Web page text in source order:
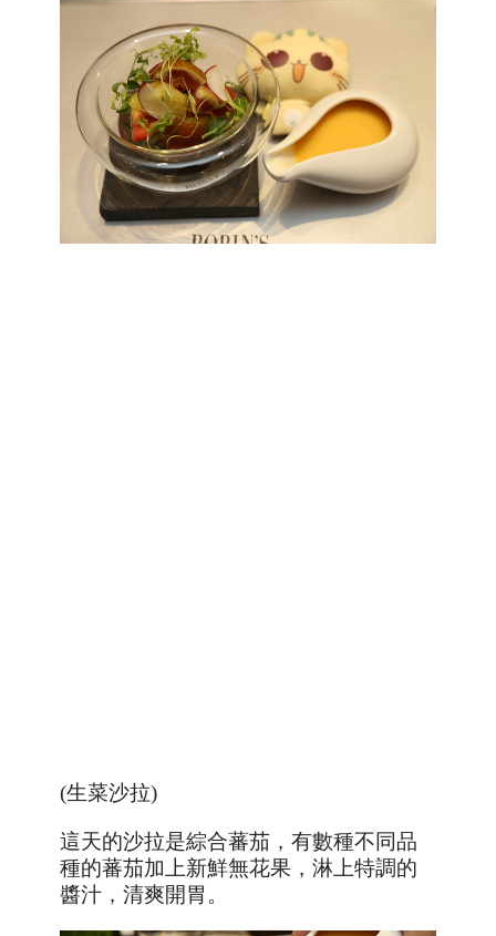
(生菜沙拉)
這天的沙拉是綜合蕃茄，有數種不同品
種的蕃茄加上新鮮無花果，淋上特調的
醬汁，清爽開胃。